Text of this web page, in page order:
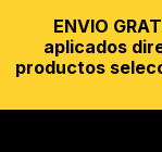
ENVIO
aplicados
productos